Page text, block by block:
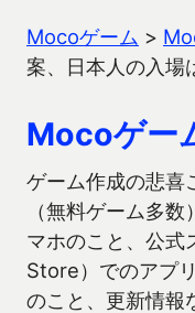
Mocoゲーム >
案、日本人の入場
Mocoゲー
ゲーム作成の悲喜
（無料ゲーム多
マホのこと、公
Store）でのアプ
のこと、更新情報